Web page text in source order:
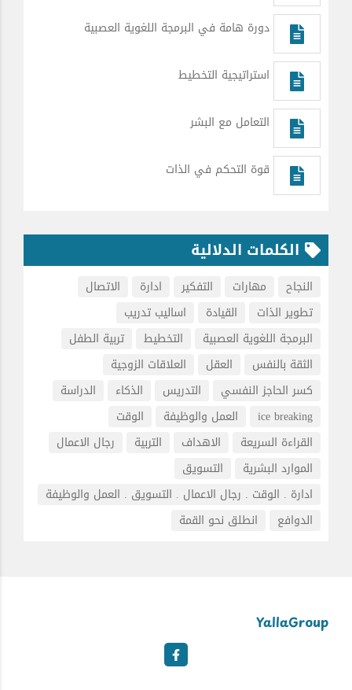
دورة هامة في البرمجة اللغوية العصبية
استراتيجية التخطيط
التعامل مع البشر
قوة التحكم في الذات
الكلمات الدلالية
النجاح مهارات التفكير ادارة
الاتصال
تطوير الذات
القيادة
اساليب تدريب
البرمجة اللغوية العصبية
التخطيط
تربية الطفل
الثقة بالنفس
العقل
العلاقات الزوجية
كسر الحاجز النفسي
التدريس الذكاء
الدراسة
ice breaking
العمل والوظيفة
الوقت
القراءة السريعة
الاهداف التربية
رجال الاعمال
الموارد البشرية
التسويق
ادارة . الوقت . رجال الاعمال . التسويق . العمل والوظيفة
الدوافع
انطلق نحو القمة
YallaGroup